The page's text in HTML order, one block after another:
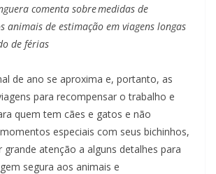
comenta sobre medidas de
animais de estimação em viagens longas
de férias
de ano se aproxima e, portanto, as
para recompensar o trabalho e
quem tem cães e gatos e não
especiais com seus bichinhos,
atenção a alguns detalhes para
segura aos animais e